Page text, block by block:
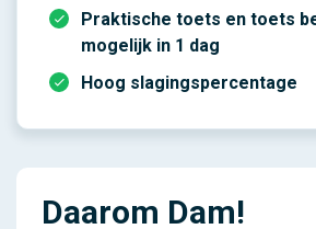
Praktische toets en toets
mogelijk in 1 dag
Hoog slagingspercentage
Daarom Dam!